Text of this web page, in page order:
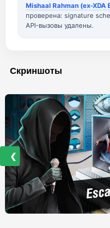
Mishaal Rahman (ex-XDA
проверена: signature
API-вызовы удалены.
Скриншоты
❮